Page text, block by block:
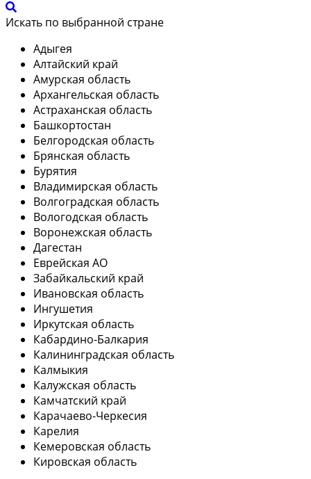
Искать по выбранной стране
Адыгея
Алтайский край
Амурская область
Архангельская область
Астраханская область
Башкортостан
Белгородская область
Брянская область
Бурятия
Владимирская область
Волгоградская область
Вологодская область
Воронежская область
Дагестан
Еврейская АО
Забайкальский край
Ивановская область
Ингушетия
Иркутская область
Кабардино-Балкария
Калининградская область
Калмыкия
Калужская область
Камчатский край
Карачаево-Черкесия
Карелия
Кемеровская область
Кировская область